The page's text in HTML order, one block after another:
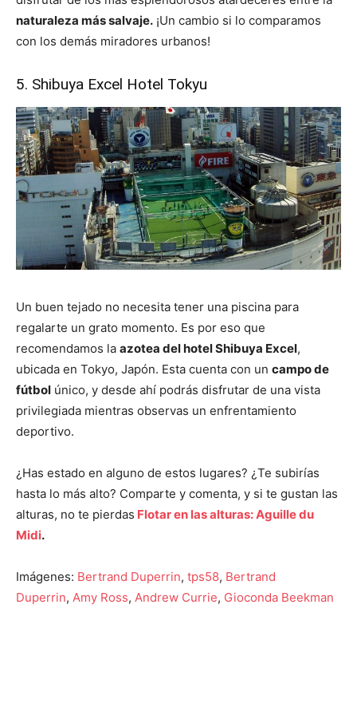
naturaleza más salvaje. ¡Un cambio si lo comparamos
con los demás miradores urbanos!
5. Shibuya Excel Hotel Tokyu
Un buen tejado no necesita tener una piscina para
regalarte un grato momento. Es por eso que
recomendamos la azotea del hotel Shibuya Excel,
ubicada en Tokyo, Japón. Esta cuenta con un campo de
fútbol único, y desde ahí podrás disfrutar de una vista
privilegiada mientras observas un enfrentamiento
deportivo.
¿Has estado en alguno de estos lugares? ¿Te subirías
hasta lo más alto? Comparte y comenta, y si te gustan las
alturas, no te pierdas Flotar en las alturas: Aguille du
Midi.
Imágenes: Bertrand Duperrin, tps58, Bertrand
Duperrin, Amy Ross, Andrew Currie, Gioconda Beekman